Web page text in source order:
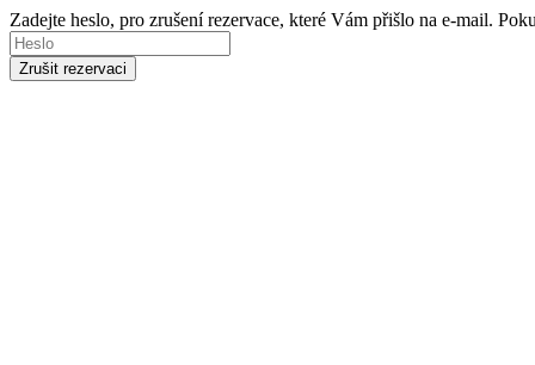
Zadejte heslo, pro zrušení rezervace, které Vám přišlo na e-mail.
Zrušit rezervaci